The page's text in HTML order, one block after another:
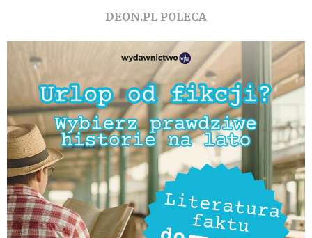
DEON.PL POLECA